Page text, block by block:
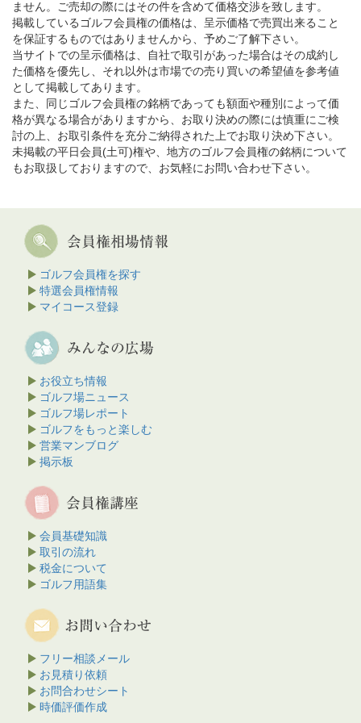
ません。ご売却の際にはその件を含めて価格交渉を致します。
掲載しているゴルフ会員権の価格は、呈示価格で売買出来ること
を保証するものではありませんから、予めご了解下さい。
当サイトでの呈示価格は、自社で取引があった場合はその成約し
た価格を優先し、それ以外は市場での売り買いの希望値を参考値
として掲載してあります。
また、同じゴルフ会員権の銘柄であっても額面や種別によって価
格が異なる場合がありますから、お取り決めの際には慎重にご検
討の上、お取引条件を充分ご納得された上でお取り決め下さい。
未掲載の平日会員(土可)権や、地方のゴルフ会員権の銘柄について
もお取扱しておりますので、お気軽にお問い合わせ下さい。
ゴルフ会員権を探す
特選会員権情報
マイコース登録
お役立ち情報
ゴルフ場ニュース
ゴルフ場レポート
ゴルフをもっと楽しむ
営業マンブログ
掲示板
会員基礎知識
取引の流れ
税金について
ゴルフ用語集
フリー相談メール
お見積り依頼
お問合わせシート
時価評価作成